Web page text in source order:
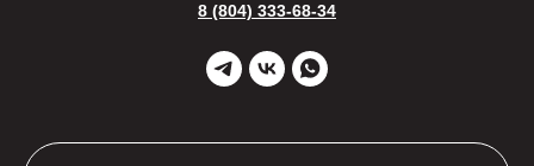
8 (804) 333-68-34